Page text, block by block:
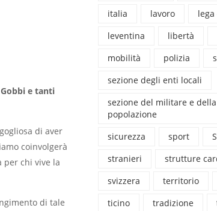
e tanti
di aver
coinvolgerà
per chi vive la
di tale
italia
lavoro
leventina
libertà
mobilità
polizia
sezione degli enti locali
sezione del militare e
popolazione
sicurezza
sport
stranieri
strutture
svizzera
territorio
ticino
tradizione